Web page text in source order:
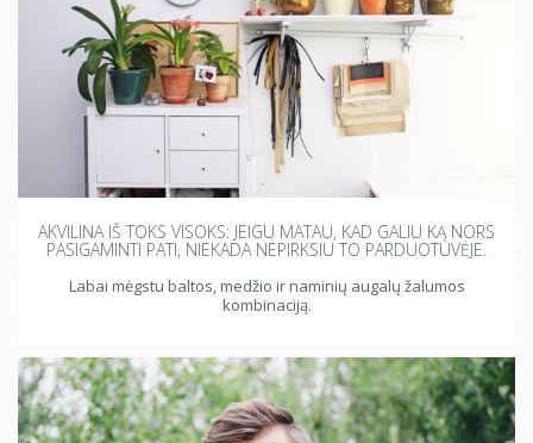
AKVILINA IŠ TOKS VISOKS: JEIGU MATAU, KAD GALIU KĄ NORS
PASIGAMINTI PATI, NIEKADA NEPIRKSIU TO PARDUOTUVĖJE.
Labai mėgstu baltos, medžio ir naminių augalų žalumos
kombinaciją.